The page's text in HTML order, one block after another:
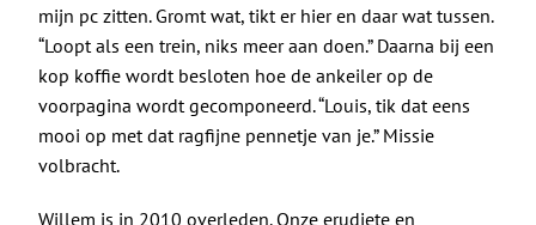
mijn pc zitten. Gromt wat, tikt er hier en daar wat tussen.
“Loopt als een trein, niks meer aan doen.” Daarna bij een
kop koffie wordt besloten hoe de ankeiler op de
voorpagina wordt gecomponeerd. “Louis, tik dat eens
mooi op met dat ragfijne pennetje van je.” Missie
volbracht.
Willem is in 2010 overleden. Onze erudiete en